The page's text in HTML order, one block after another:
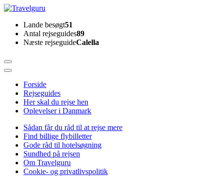
Skip
content
(Press
Enter)
TravelguruLande besøgt51
Antal rejseguides89
Næste rejseguideCalella
Forside
Rejseguides
Her skal du rejse hen
Oplevelser i Danmark
Sådan får du råd til at rejse mere
Find billige flybilletter
Gode råd til hotelsøgning
Sundhed på rejsen
Om Travelguru
Cookie- og privatlivspolitik